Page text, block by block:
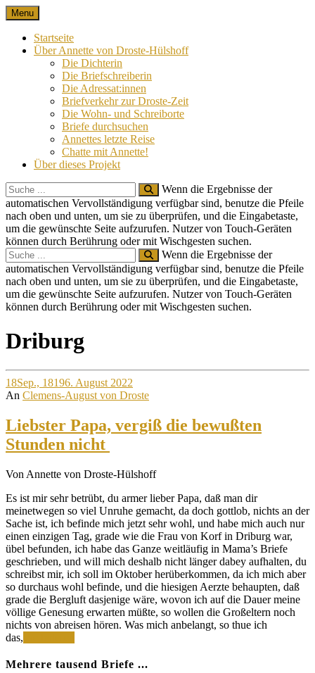
Skip
to
content
Nach 100 Jahren
Annette von Droste-Hülshoff in Briefen
Menu
Startseite
Über Annette von Droste-Hülshoff
Die Dichterin
Die Briefschreiberin
Die Adressat:innen
Briefverkehr zur Droste-Zeit
Die Wohn- und Schreiborte
Briefe durchsuchen
Annettes letzte Reise
Chatte mit Annette!
Über dieses Projekt
Search
for:
Wenn die Ergebnisse der
automatischen Vervollständigung verfügbar sind, benutze die Pfeile
nach oben und unten, um sie zu überprüfen, und die Eingabetaste,
um die gewünschte Seite aufzurufen. Nutzer von Touch-Geräten
können durch Berührung oder mit Wischgesten suchen.
Search
for:
Wenn die Ergebnisse der
automatischen Vervollständigung verfügbar sind, benutze die Pfeile
nach oben und unten, um sie zu überprüfen, und die Eingabetaste,
um die gewünschte Seite aufzurufen. Nutzer von Touch-Geräten
können durch Berührung oder mit Wischgesten suchen.
Site
Overlay
Driburg
18Sep., 18196. August 2022
An Clemens-August von Droste
Liebster Papa, vergiß die bewußten
Stunden nicht
Von Annette von Droste-Hülshoff
Es ist mir sehr betrübt, du armer lieber Papa, daß man dir
meinetwegen so viel Unruhe gemacht, da doch gottlob, nichts an der
Sache ist, ich befinde mich jetzt sehr wohl, und habe mich auch nur
einen einzigen Tag, grade wie die Frau von Korf in Driburg war,
übel befunden, ich habe das Ganze weitläufig in Mama’s Briefe
geschrieben, und will mich deshalb nicht länger dabey aufhalten, du
schreibst mir, ich soll im Oktober herüberkommen, da ich mich aber
so durchaus wohl befinde, und die hiesigen Aerzte behaupten, daß
grade die Bergluft dasjenige wäre, wovon ich auf die Dauer meine
völlige Genesung erwarten müßte, so wollen die Großeltern noch
nichts von abreisen hören. Was mich anbelangt, so thue ich
das,
vergiß
Mehrere tausend Briefe ...